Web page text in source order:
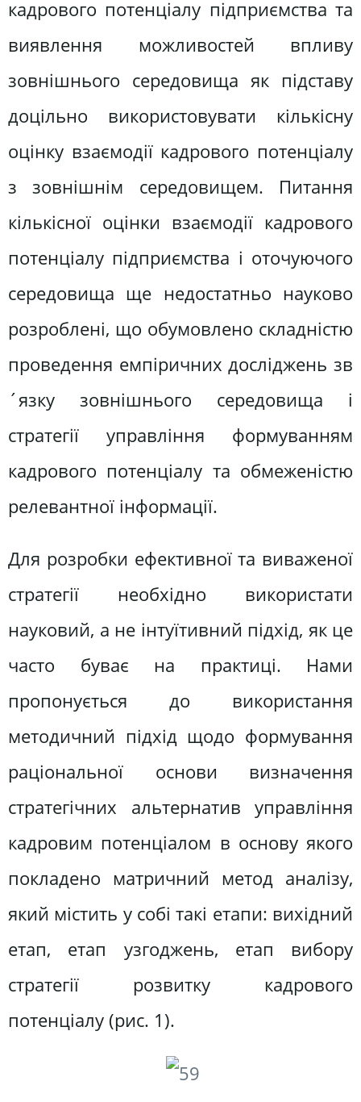
кадрового потенціалу підприємства та
виявлення можливостей впливу
зовнішнього середовища як підставу
доцільно використовувати кількісну
оцінку взаємодії кадрового потенціалу
з зовнішнім середовищем. Питання
кількісної оцінки взаємодії кадрового
потенціалу підприємства і оточуючого
середовища ще недостатньо науково
розроблені, що обумовлено складністю
проведення емпіричних досліджень зв
´язку зовнішнього середовища і
стратегії управління формуванням
кадрового потенціалу та обмеженістю
релевантної інформації.
Для розробки ефективної та виваженої
стратегії необхідно використати
науковий, а не інтуїтивний підхід, як це
часто буває на практиці. Нами
пропонується до використання
методичний підхід щодо формування
раціональної основи визначення
стратегічних альтернатив управління
кадровим потенціалом в основу якого
покладено матричний метод аналізу,
який містить у собі такі етапи: вихідний
етап, етап узгоджень, етап вибору
стратегії розвитку кадрового
потенціалу (рис. 1).